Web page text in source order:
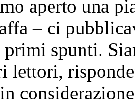
aperto una
– ci
primi spunti.
lettori,